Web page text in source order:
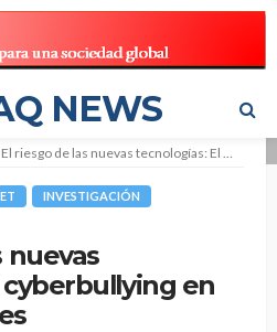
NEWS
El riesgo de las nuevas tecnologías: El cyberbullying en los adolescentes
INVESTIGACIÓN
nuevas
en